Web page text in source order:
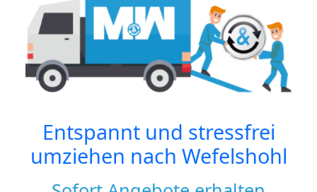
Entspannt und stressfrei
umziehen nach Wefelshohl